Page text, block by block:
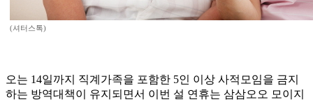
(셔터스톡)
오는 14일까지 직계가족을 포함한 5인 이상 사적모임을 금지
하는 방역대책이 유지되면서 이번 설 연휴는 삼삼오오 모이지